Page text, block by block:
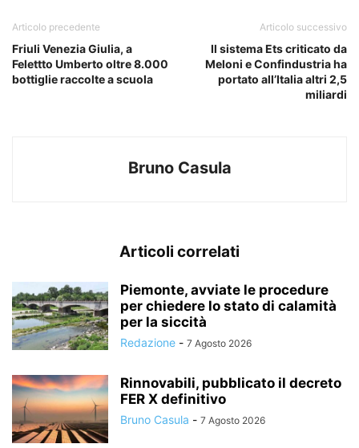
Articolo precedente
Friuli Venezia Giulia, a
Felettto Umberto oltre 8.000
bottiglie raccolte a scuola
Articolo successivo
Il sistema Ets criticato da
Meloni e Confindustria ha
portato all’Italia altri 2,5
miliardi
Bruno Casula
Articoli correlati
Piemonte, avviate le procedure
per chiedere lo stato di calamità
per la siccità
Redazione - 7 Agosto 2026
Rinnovabili, pubblicato il decreto
FER X definitivo
Bruno Casula - 7 Agosto 2026